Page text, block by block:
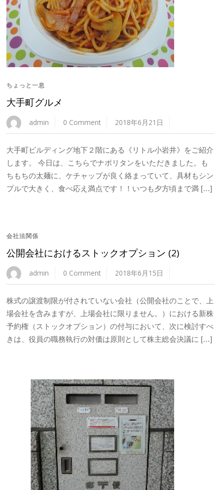
ちょっと一息
大手町グルメ
admin 0 Comment 2018年6月21日
大手町ビルディング地下２階にある《リトル小岩井》をご紹介
します。 今日は、こちらでナポリタンをいただきました。も
ちもちの太麺に、ケチャップが良く絡まっていて、具材もシン
プルで大きく、食べ応え満点です！！いつも夕方頃まで満 […]
会社法関係
公開会社におけるストックオプション (2)
admin 0 Comment 2018年6月15日
株式の譲渡制限が付されていない会社（公開会社のことで、上
場会社を含みますが、上場会社に限りません。）における新株
予約権（ストックオプション）の付与において、次に検討すべ
きは、役員の職務執行の対価は原則として株主総会決議に […]